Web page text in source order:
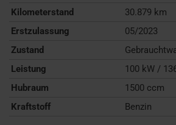
Kilometerstand
30.879 km
Erstzulassung
05/2023
Zustand
Leistung
100 kW /
Hubraum
1500 ccm
Kraftstoff
Benzin